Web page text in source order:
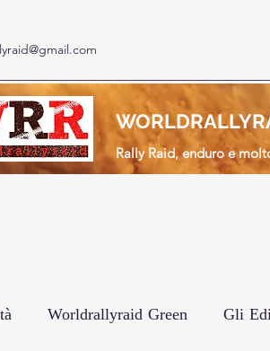
Rally Raid, enduro e
Worldrallyraid Green Gli